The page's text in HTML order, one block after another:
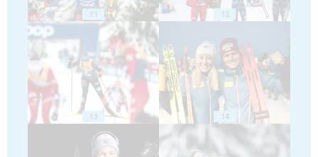
11 12
13 14